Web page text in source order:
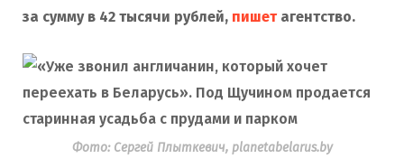
за сумму в 42 тысячи рублей, пишет агентство.
Фото: Сергей Плыткевич, planetabelarus.by